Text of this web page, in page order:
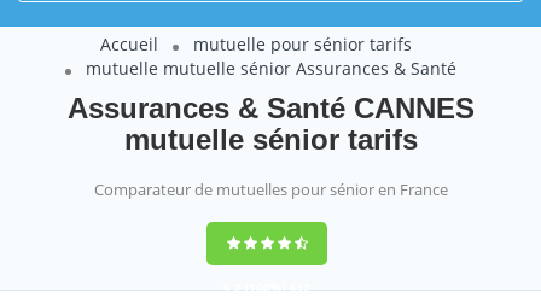
Accueil
mutuelle pour sénior tarifs
mutuelle mutuelle sénior Assurances & Santé
Assurances & Santé CANNES
mutuelle sénior tarifs
Comparateur de mutuelles pour sénior en France
9,2(100%)452